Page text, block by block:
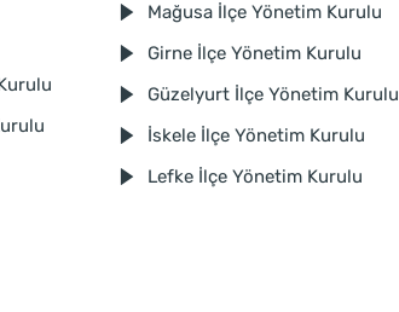
Mağusa İlçe Yönetim Kurulu
Girne İlçe Yönetim Kurulu
Güzelyurt İlçe Yönetim Kurulu
İskele İlçe Yönetim Kurulu
Lefke İlçe Yönetim Kurulu